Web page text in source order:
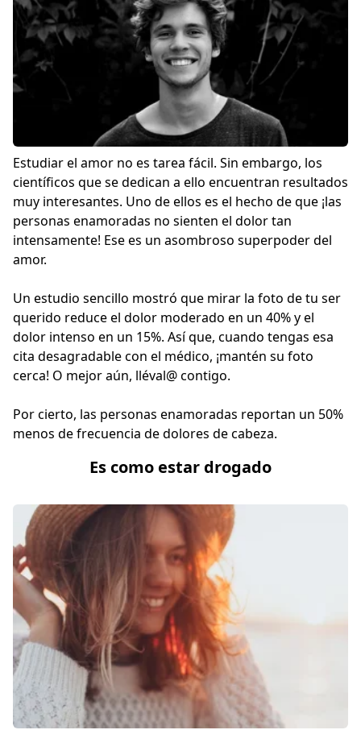
Estudiar el amor no es tarea fácil. Sin embargo, los
científicos que se dedican a ello encuentran resultados
muy interesantes. Uno de ellos es el hecho de que ¡las
personas enamoradas no sienten el dolor tan
intensamente! Ese es un asombroso superpoder del
amor.
Un estudio sencillo mostró que mirar la foto de tu ser
querido reduce el dolor moderado en un 40% y el
dolor intenso en un 15%. Así que, cuando tengas esa
cita desagradable con el médico, ¡mantén su foto
cerca! O mejor aún, lléval@ contigo.
Por cierto, las personas enamoradas reportan un 50%
menos de frecuencia de dolores de cabeza.
Es como estar drogado